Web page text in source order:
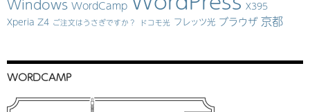
Windows WordCamp
X395
Xperia Z4 ご注文はうさぎですか？ ドコモ光 フレッツ光 ブラウザ 京都
WORDCAMP